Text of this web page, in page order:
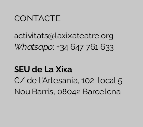
CONTACTE
activitats@laxixateatre.org
Whatsapp: +34 647 761 633
SEU de La Xixa
C/ de l'Artesania, 102, local 5
Nou Barris, 08042 Barcelona